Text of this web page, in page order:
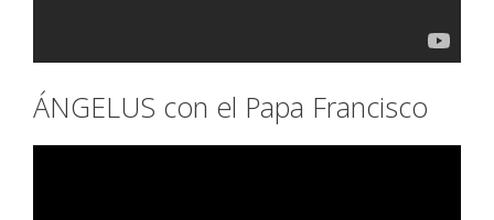
ÁNGELUS con el Papa Francisco